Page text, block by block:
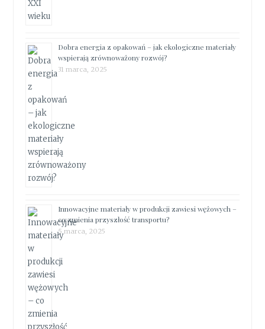
Dobra energia z opakowań – jak ekologiczne materiały
wspierają zrównoważony rozwój?
31 marca, 2025
Innowacyjne materiały w produkcji zawiesi wężowych –
co zmienia przyszłość transportu?
5 marca, 2025